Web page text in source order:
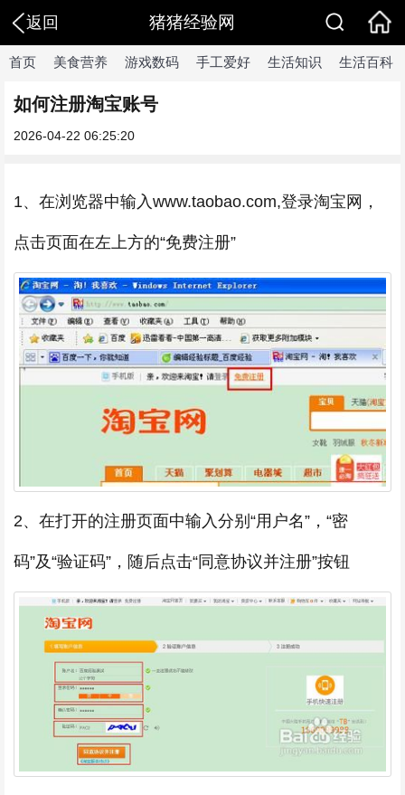
返回 猪猪经验网
首页 美食营养 游戏数码 手工爱好 生活知识 生活百科
如何注册淘宝账号
2026-04-22 06:25:20
1、在浏览器中输入www.taobao.com,登录淘宝网，
点击页面在左上方的“免费注册”
2、在打开的注册页面中输入分别“用户名”，“密
码”及“验证码”，随后点击“同意协议并注册”按钮